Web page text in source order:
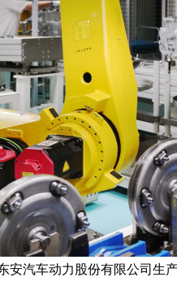
汽车动力股份有限公司生